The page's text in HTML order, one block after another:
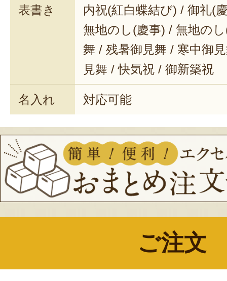
表書き
内祝(紅白蝶結び) / 御礼(
無地のし(慶事) / 無地の
舞 / 残暑御見舞 / 寒中御
見舞 / 快気祝 / 御新築祝
名入れ 対応可能
ご注文